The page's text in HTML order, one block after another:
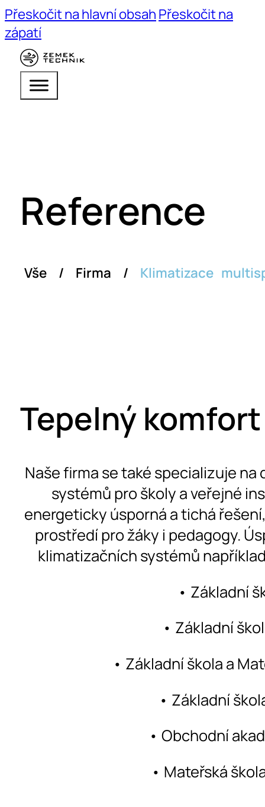
Přeskočit na hlavní obsahPřeskočit na
zápatí
Reference
Vše / Firma / Klimatizace
Tepelný
Naše firma se také specializuje
systémů pro školy a veřejné
energeticky úsporná a tichá
prostředí pro žáky i pedagogy.
klimatizačních systémů
• Základní
• Základní
• Základní škola a
• Základní
• Obchodní
• Mateřská